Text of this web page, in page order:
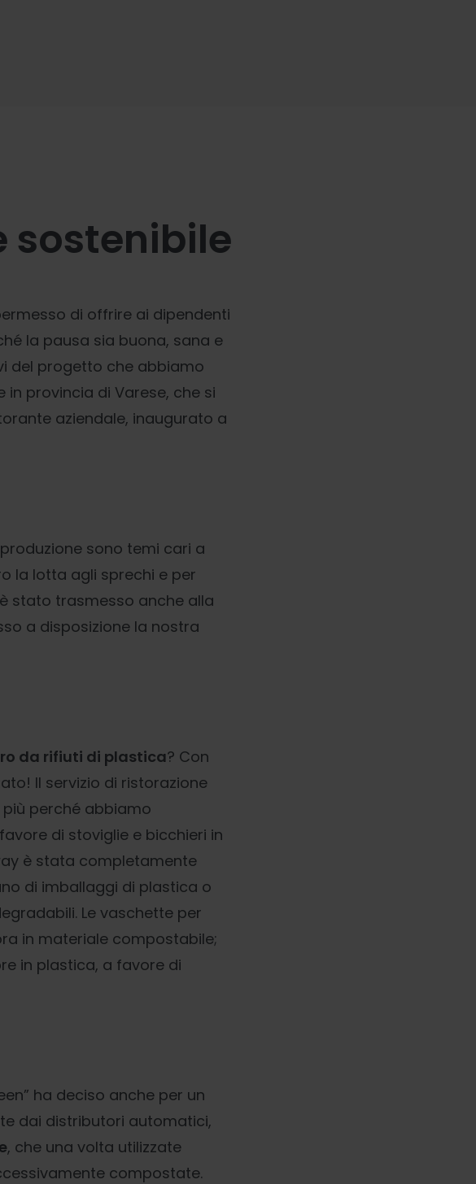
sostenibile
di offrire ai dipendenti
la pausa sia buona, sana e
del progetto che abbiamo
provincia di Varese, che si
aziendale, inaugurato a
sono temi cari a
la lotta agli sprechi e per
stato trasmesso anche alla
a disposizione la nostra
da rifiuti di plastica? Con
Il servizio di ristorazione
perché abbiamo
di stoviglie e bicchieri in
è stata completamente
di imballaggi di plastica o
Le vaschette per
in materiale compostabile;
in plastica, a favore di
ha deciso anche per un
dai distributori automatici,
, che una volta utilizzate
compostate.